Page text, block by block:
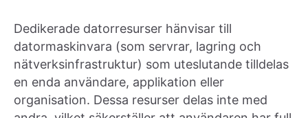
Dedikerade datorresurser hänvisar till
datormaskinvara (som servrar, lagring och
nätverksinfrastruktur) som uteslutande tilldelas
en enda användare, applikation eller
organisation. Dessa resurser delas inte med